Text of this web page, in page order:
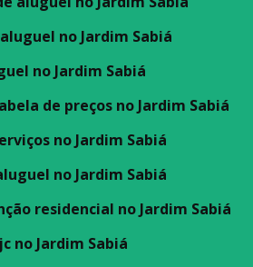
no Jardim Sabiá
no Jardim Sabiá
de preços no Jardim Sabiá
no Jardim Sabiá
no Jardim Sabiá
residencial no Jardim Sabiá
no Jardim Sabiá